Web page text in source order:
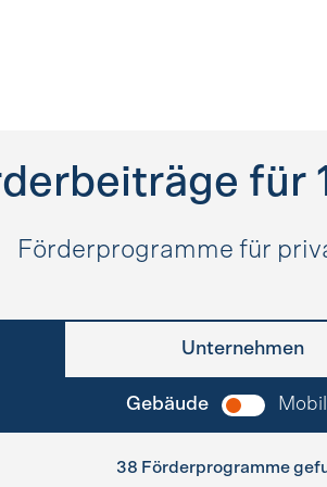
für
Förderprogramme für
Unternehmen
Gebäude
38 Förderprogramme